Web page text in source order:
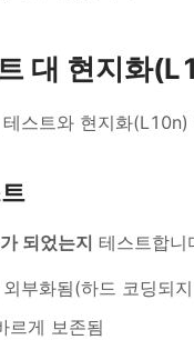
대 현지화
스트와 현지화
되었는지 테스트합니
부화됨(하드 코딩되
르게 보존됨